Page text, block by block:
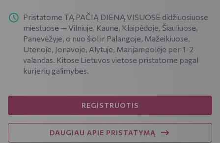
Pristatome TĄ PAČIĄ DIENĄ VISUOSE didžiuosiuose
miestuose — Vilniuje, Kaune, Klaipėdoje, Šiauliuose,
Panevėžyje, o nuo šiol ir Palangoje, Mažeikiuose,
Utenoje, Jonavoje, Alytuje, Marijampolėje per 1-2
valandas. Kitose Lietuvos vietose pristatome pagal
kurjerių galimybes.
REGISTRUOTIS
DAUGIAU APIE PRISTATYMĄ